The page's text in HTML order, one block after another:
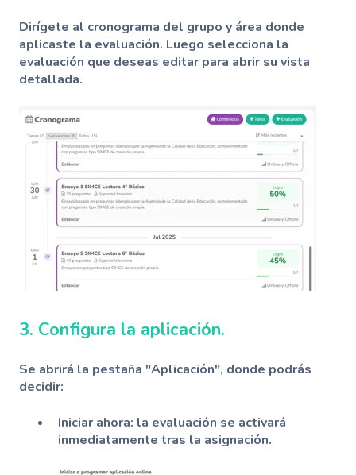
Dirígete al cronograma del grupo y área donde
aplicaste la evaluación. Luego selecciona la
evaluación que deseas editar para abrir su vista
detallada.
3. Configura la aplicación.
Se abrirá la pestaña "Aplicación", donde podrás
decidir:
Iniciar ahora: la evaluación se activará
inmediatamente tras la asignación.